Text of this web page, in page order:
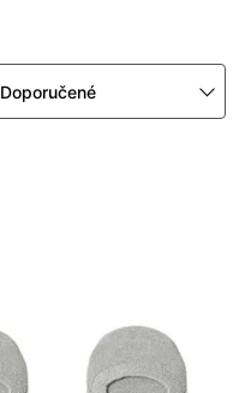
Doporučené